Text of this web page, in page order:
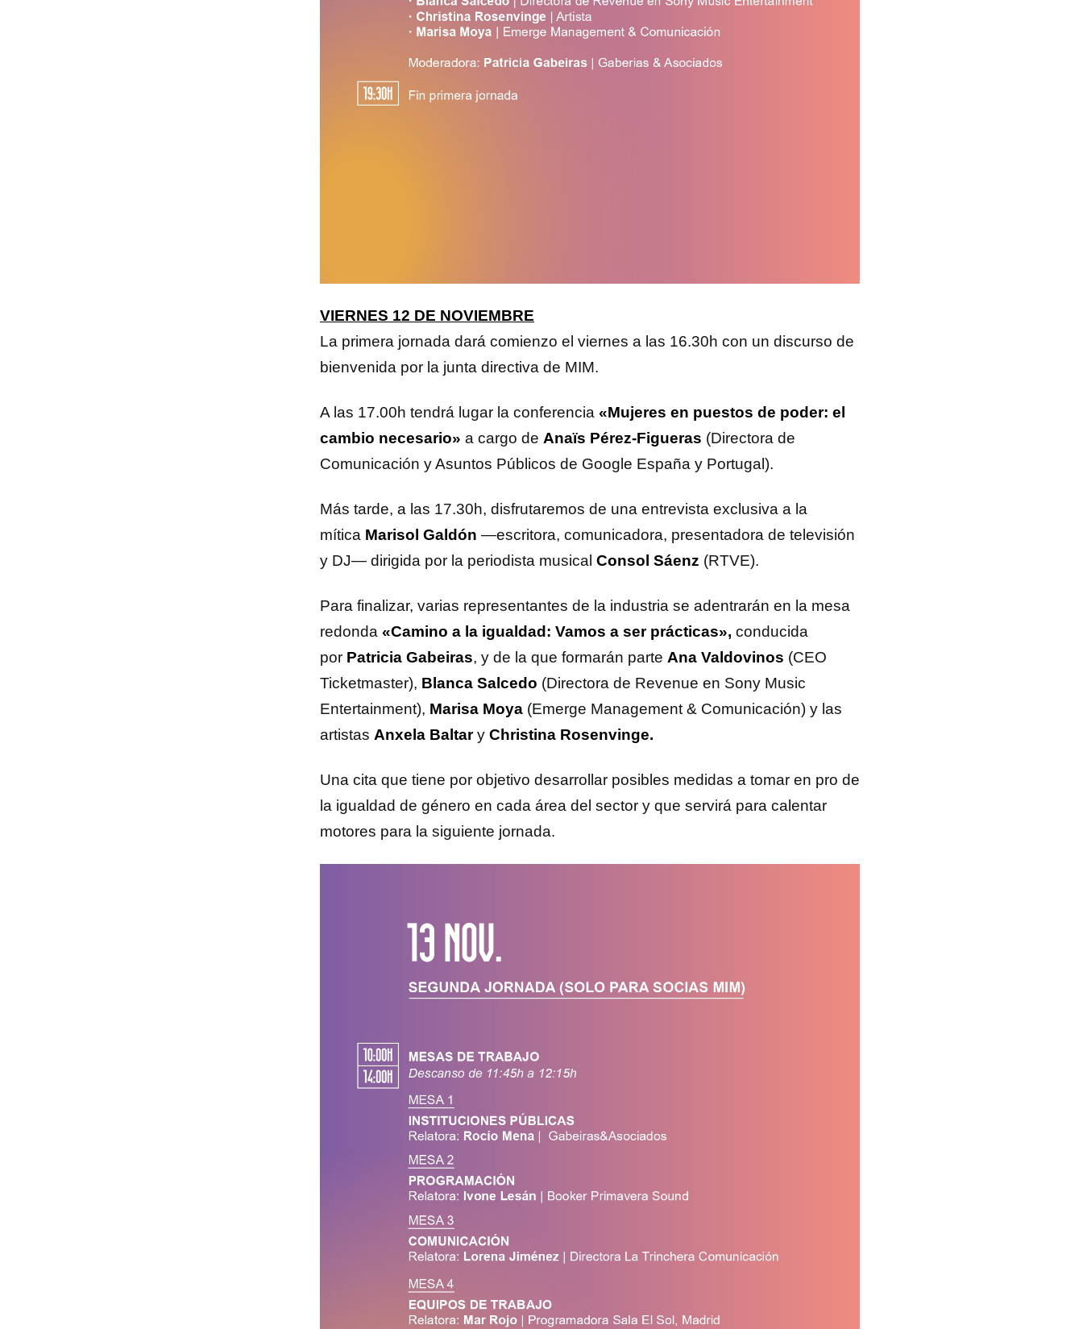
VIERNES 12 DE NOVIEMBRE
La primera jornada dará comienzo el viernes a las 16.30h con un discurso de
bienvenida por la junta directiva de MIM.
A las 17.00h tendrá lugar la conferencia «Mujeres en puestos de poder: el
cambio necesario» a cargo de Anaïs Pérez-Figueras (Directora de
Comunicación y Asuntos Públicos de Google España y Portugal).
Más tarde, a las 17.30h, disfrutaremos de una entrevista exclusiva a la
mítica Marisol Galdón —escritora, comunicadora, presentadora de televisión
y DJ— dirigida por la periodista musical Consol Sáenz (RTVE).
Para finalizar, varias representantes de la industria se adentrarán en la mesa
redonda «Camino a la igualdad: Vamos a ser prácticas», conducida
por Patricia Gabeiras, y de la que formarán parte Ana Valdovinos (CEO
Ticketmaster), Blanca Salcedo (Directora de Revenue en Sony Music
Entertainment), Marisa Moya (Emerge Management & Comunicación) y las
artistas Anxela Baltary Christina Rosenvinge.
Una cita que tiene por objetivo desarrollar posibles medidas a tomar en pro de
la igualdad de género en cada área del sector y que servirá para calentar
motores para la siguiente jornada.